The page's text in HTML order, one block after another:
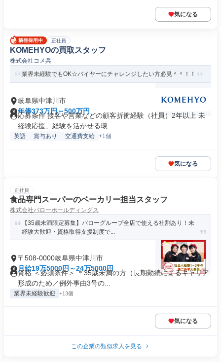
気になる
正社員
KOMEHYOの買取スタッフ
株式会社コメ兵
業界未経験でもOK☆バイヤーにチャレンジしたい方必見＾＾！！
岐阜県中津川市
年俸373万円～500万円
応募条件 接客や営業などの顧客折衝経験（社員）2年以上 未
経験応援、経験を活かせる環...
英語 賞与あり 交通費支給 +1個
気になる
正社員
食品専門スーパーのベーカリー担当スタッフ
株式会社バローホールディングス
【35歳未満限定募集】バローグループ全店で使える社割あり！未
経験大歓迎・資格取得支援制度で...
〒508-0000岐阜県中津川市
月給19万5000円～24万5000円
資格 ＜必須条件＞ ＊35歳未満の方（長期勤続によるキャリア
形成のため／例外事由3号の...
業界未経験歓迎 +13個
気になる
この企業の類似求人を見る